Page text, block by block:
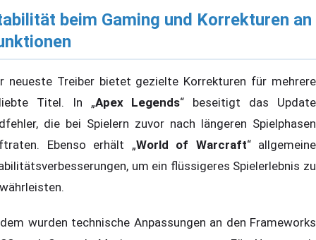
beim Gaming und Korrekturen an
neueste Treiber bietet gezielte Korrekturen für mehrere
Titel. In „Apex Legends“ beseitigt das Update
die bei Spielern zuvor nach längeren Spielphasen
Ebenso erhält „World of Warcraft“ allgemeine
um ein flüssigeres Spielerlebnis zu
wurden technische Anpassungen an den Frameworks